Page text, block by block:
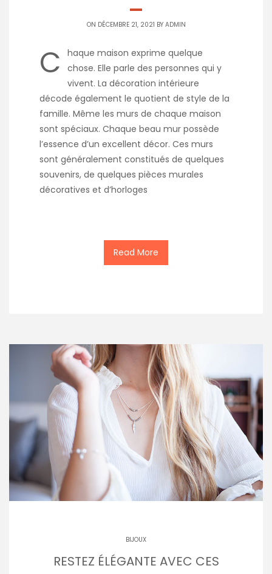
ON DÉCEMBRE 21, 2021 BY ADMIN
C
haque maison exprime quelque
chose. Elle parle des personnes qui y
vivent. La décoration intérieure
décode également le quotient de style de la
famille. Même les murs de chaque maison
sont spéciaux. Chaque beau mur possède
l’essence d’un excellent décor. Ces murs
sont généralement constitués de quelques
souvenirs, de quelques pièces murales
décoratives et d’horloges
Read More
BIJOUX
RESTEZ ÉLÉGANTE AVEC CES